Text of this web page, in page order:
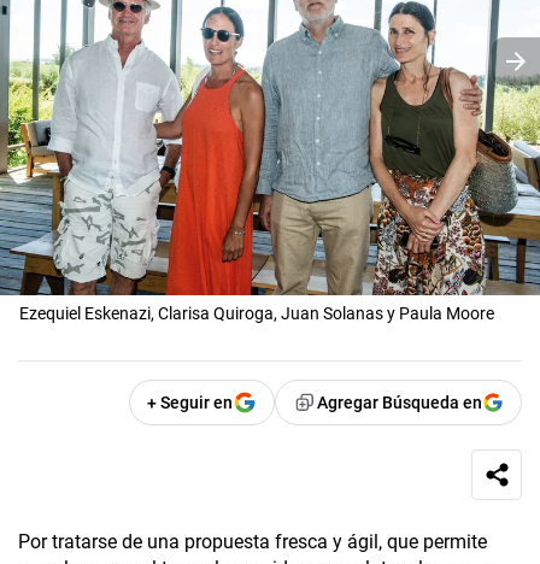
Ezequiel Eskenazi, Clarisa Quiroga, Juan Solanas y Paula Moore
+ Seguir en Agregar Búsqueda en
Por tratarse de una propuesta fresca y ágil, que permite